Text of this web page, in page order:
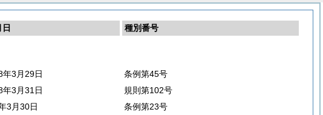
種別番号
3月29日
条例第45号
3月31日
規則第102号
3月30日
条例第23号